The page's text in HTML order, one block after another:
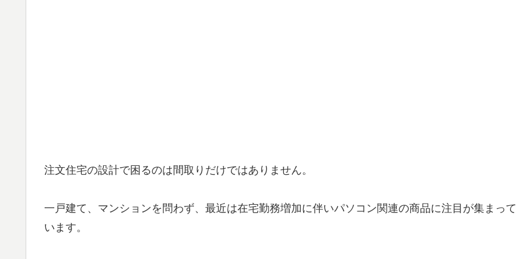
注文住宅の設計で困るのは間取りだけではありません。
一戸建て、マンションを問わず、最近は在宅勤務増加に伴いパソコン関連の商品に注目が集まって
います。